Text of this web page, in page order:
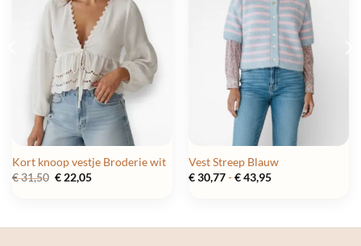
Kort knoop vestje Broderie wit
€31,50 Oorspronkelijke
€22,05Huidige
Vest Streep Blauw
€30,77 - €43,95Prijsklasse: